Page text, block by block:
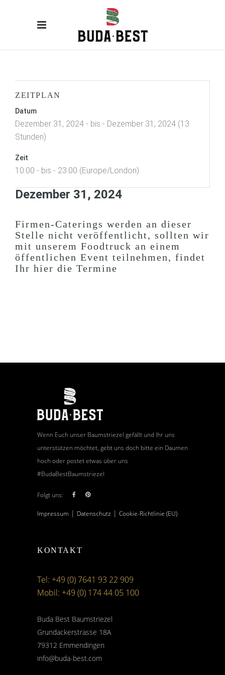
ZEITPLAN
Datum
Dezember 31, 2024 - bis - Dezember 31, 2024 (13
Stunden)
Zeit
10:00 - bis - 23:00 (Europe/London)
Dezember 31, 2024
Firmen-Caterings werden an dieser
Stelle nicht veröffentlicht, sollten wir
mit unserem Foodtruck an einem
öffentlichen Event teilnehmen, findet
Ihr hier die Termine
Wenn Euch unser Baumstriezel gefällt und Ihr uns
unterstützen möchtet, gebt uns doch bitte ein Daumen
hoch oder postet etwas über uns
#BudaBestBaumstriezel
Folgt uns:
Impressum | Datenschutz | Cookie-Richtlinie (EU)
KONTAKT
Tel: +49 (0) 7641 93 22 909
Mobil: +49 (0) 174 44 05 100
Buda Best Baumstriezel
Grundackerstrasse 18A
79312 Emmendingen
info@buda-best.com